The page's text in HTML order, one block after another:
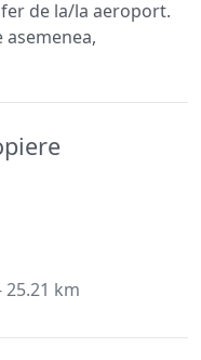
de la/la aeroport.
25.21 km